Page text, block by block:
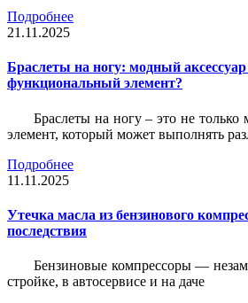
Подробнее
21.11.2025
Браслеты на ногу: модный
функциональный элемент?
Браслеты на ногу – это не только
элемент, который может выполнять
Подробнее
11.11.2025
Утечка масла из бензинового
последствия
Бензиновые компрессоры —
стройке, в автосервисе и на даче